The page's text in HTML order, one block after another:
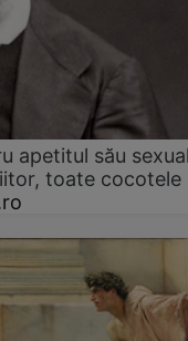
apetitul său
toate cocotele